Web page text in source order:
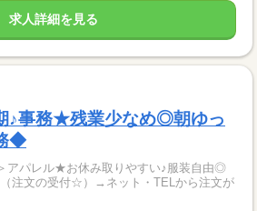
求人詳細を見る
♪事務★残業少なめ◎朝ゆっ
◆
アパレル★お休み取りやすい♪服装自由◎